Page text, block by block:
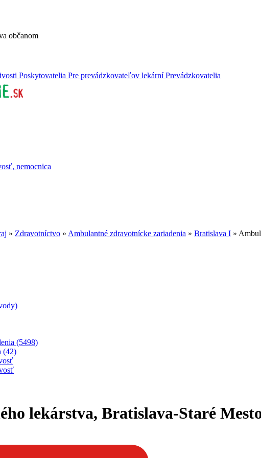
občanom
Poskytovatelia Pre prevádzkovateľov lekární Prevádzkovatelia
nemocnica
» Zdravotníctvo » Ambulantné zdravotnícke zariadenia » Bratislava I »
(5498)
(42)
lekárstva, Bratislava-Staré